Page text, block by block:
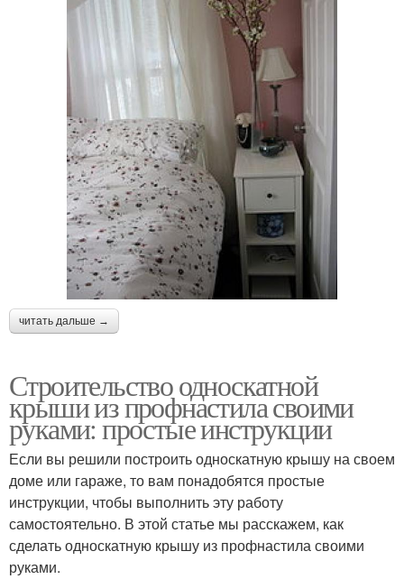
читать дальше →
Строительство односкатной
крыши из профнастила своими
руками: простые инструкции
Если вы решили построить односкатную крышу на своем
доме или гараже, то вам понадобятся простые
инструкции, чтобы выполнить эту работу
самостоятельно. В этой статье мы расскажем, как
сделать односкатную крышу из профнастила своими
руками.